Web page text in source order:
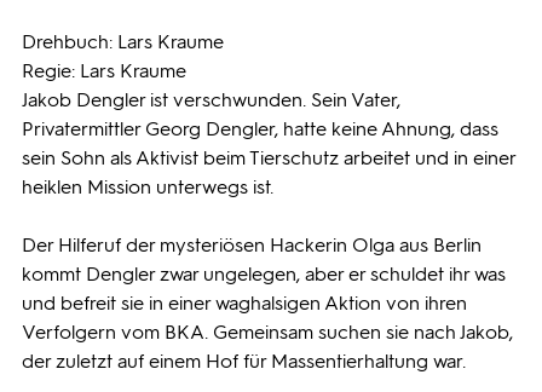
Drehbuch: Lars Kraume
Regie: Lars Kraume
Jakob Dengler ist verschwunden. Sein Vater,
Privatermittler Georg Dengler, hatte keine Ahnung, dass
sein Sohn als Aktivist beim Tierschutz arbeitet und in einer
heiklen Mission unterwegs ist.
Der Hilferuf der mysteriösen Hackerin Olga aus Berlin
kommt Dengler zwar ungelegen, aber er schuldet ihr was
und befreit sie in einer waghalsigen Aktion von ihren
Verfolgern vom BKA. Gemeinsam suchen sie nach Jakob,
der zuletzt auf einem Hof für Massentierhaltung war.